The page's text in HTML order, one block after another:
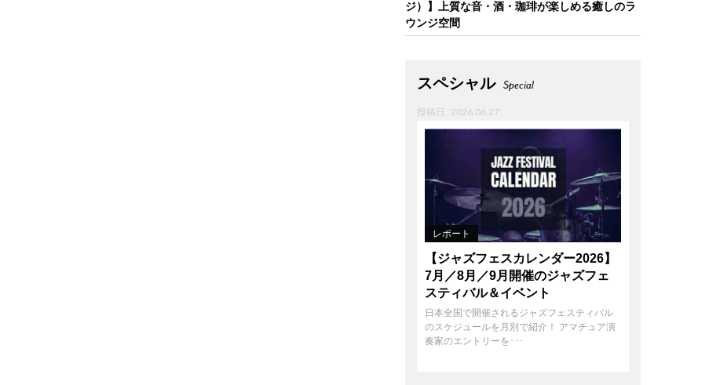
ジ）】上質な音・酒・珈琲が楽しめる癒しのラ
ウンジ空間
スペシャル Special
投稿日 : 2026.06.27
レポート
【ジャズフェスカレンダー2026】
7月／8月／9月開催のジャズフェ
スティバル＆イベント
日本全国で開催されるジャズフェスティバル
のスケジュールを月別で紹介！ アマチュア演
奏家のエントリーを･･･